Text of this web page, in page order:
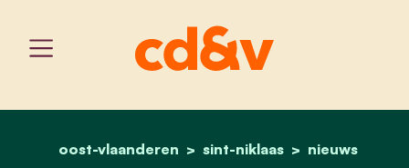
home
oost-vlaanderen sint-niklaas nieuws
aantal woninginbraken